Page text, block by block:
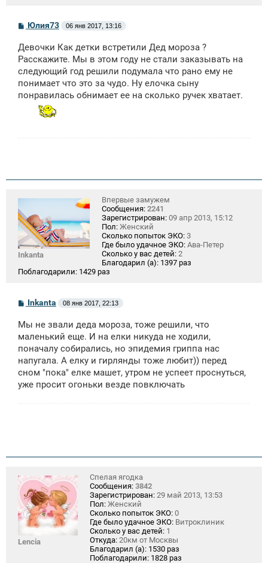
С
б
щ
н
и
Юлия73 06 янв 2017, 13:16
Девочки Как детки встретили Дед мороза ?
Расскажите. Мы в этом году не стали заказывать на
следующий год решили подумала что рано ему не
понимает что это за чудо. Ну елочка сыну
понравилась обнимает ее на сколько ручек хватает.
Inkanta
Впервые замужем
Сообщения: 2241
Зарегистрирован: 09 апр 2013, 15:12
Пол: Женский
Сколько попыток ЭКО: 3
Где было удачное ЭКО: Ава-Петер
Сколько у вас детей: 2
Благодарил (а): 1397 раз
Поблагодарили: 1429 раз
С
б
щ
н
и
Inkanta 08 янв 2017, 22:13
Мы не звали деда мороза, тоже решили, что
маленький еще. И на елки никуда не ходили,
поначалу собирались, но эпидемия гриппа нас
напугала. А елку и гирлянды тоже любит)) перед
сном "пока" елке машет, утром не успеет проснуться,
уже просит огоньки везде повключать
Lencia
Спелая ягодка
Сообщения: 3842
Зарегистрирован: 29 май 2013, 13:53
Пол: Женский
Сколько попыток ЭКО: 0
Где было удачное ЭКО: Витроклиник
Сколько у вас детей: 1
Откуда: 20км от Москвы
Благодарил (а): 1530 раз
Поблагодарили: 1828 раз